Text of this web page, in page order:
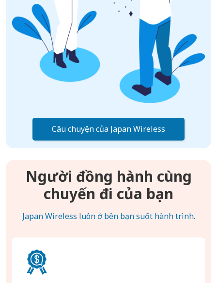
Câu chuyện của Japan Wireless
Người đồng hành cùng
chuyến đi của bạn
Japan Wireless luôn ở bên bạn suốt hành trình.